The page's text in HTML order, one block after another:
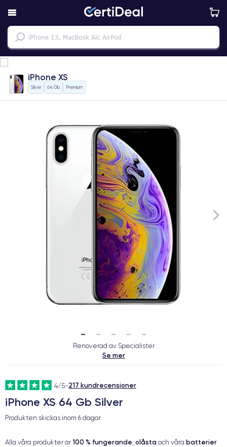
iPhone XS
Silver 64 Gb Premium
Renoverad av Specialister
Se mer
4/5-217 kundrecensioner
iPhone XS 64 Gb Silver
Produkten skickas inom 6 dagar
Alla våra produkter är 100 % fungerande, olåsta och våra batterier